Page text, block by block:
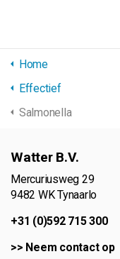
Home
Effectief
Salmonella
Watter B.V.
Mercuriusweg 29
9482 WK Tynaarlo
+31 (0)592 715 300
>> Neem contact op